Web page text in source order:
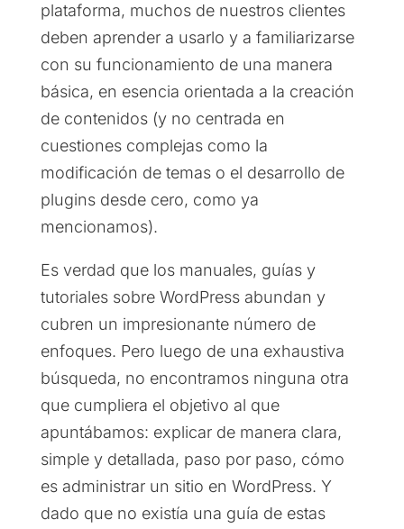
plataforma, muchos de nuestros clientes
deben aprender a usarlo y a familiarizarse
con su funcionamiento de una manera
básica, en esencia orientada a la creación
de contenidos (y no centrada en
cuestiones complejas como la
modificación de temas o el desarrollo de
plugins desde cero, como ya
mencionamos).
Es verdad que los manuales, guías y
tutoriales sobre WordPress abundan y
cubren un impresionante número de
enfoques. Pero luego de una exhaustiva
búsqueda, no encontramos ninguna otra
que cumpliera el objetivo al que
apuntábamos: explicar de manera clara,
simple y detallada, paso por paso, cómo
es administrar un sitio en WordPress. Y
dado que no existía una guía de estas